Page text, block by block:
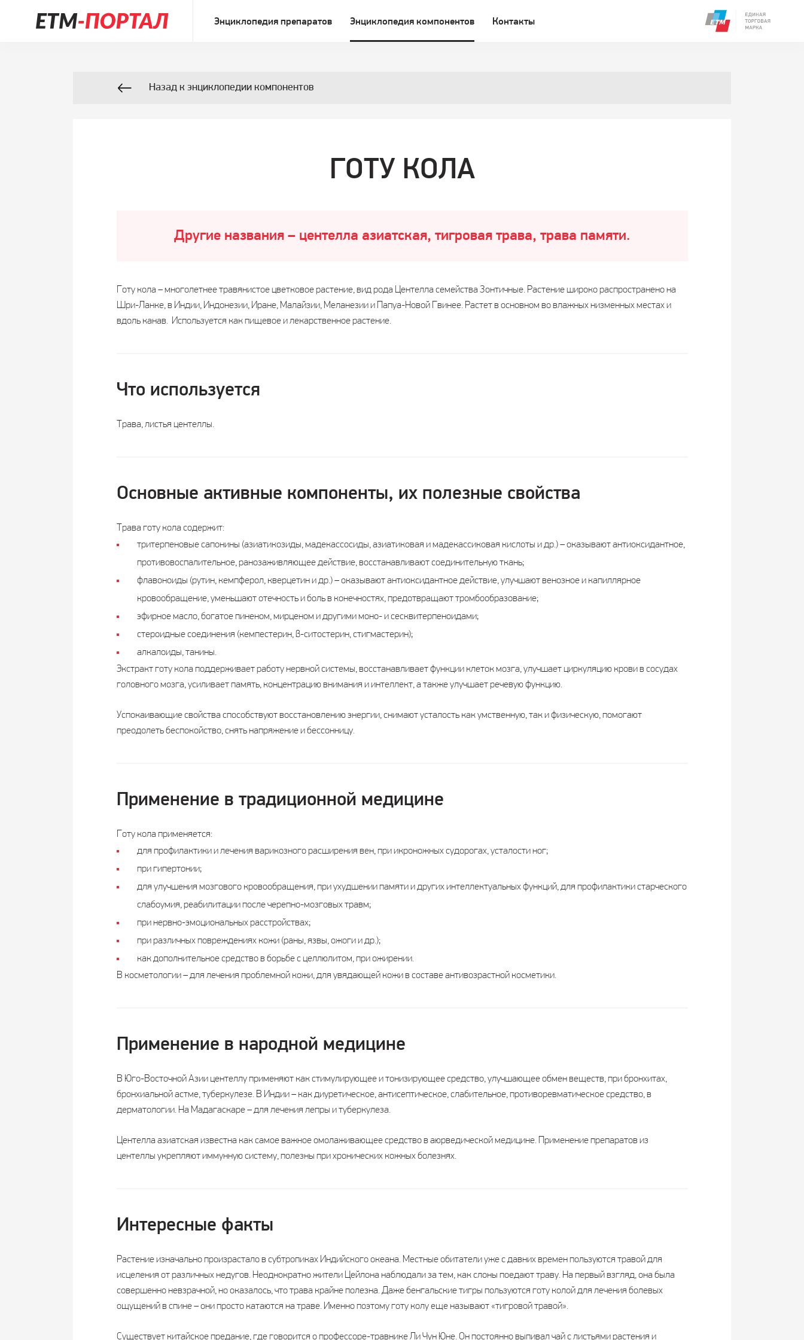
Энциклопедия препаратов Энциклопедия компонентов Контакты
Назад к энциклопедии компонентов
ГОТУ КОЛА
Другие названия – центелла азиатская, тигровая трава, трава памяти.
Готу кола – многолетнее травянистое цветковое растение, вид рода Центелла семейства Зонтичные. Растение широко распространено на
Шри-Ланке, в Индии, Индонезии, Иране, Малайзии, Меланезии и Папуа-Новой Гвинее. Растет в основном во влажных низменных местах и
вдоль канав. Используется как пищевое и лекарственное растение.
Что используется
Трава, листья центеллы.
Основные активные компоненты, их полезные свойства
Трава готу кола содержит:
тритерпеновые сапонины (азиатикозиды, мадекассосиды, азиатиковая и мадекассиковая кислоты и др.) – оказывают антиоксидантное,
противовоспалительное, ранозаживляющее действие, восстанавливают соединительную ткань;
флавоноиды (рутин, кемпферол, кверцетин и др.) – оказывают антиоксидантное действие, улучшают венозное и капиллярное
кровообращение, уменьшают отечность и боль в конечностях, предотвращают тромбообразование;
эфирное масло, богатое пиненом, мирценом и другими моно- и сесквитерпеноидами;
стероидные соединения (кемпестерин, β-ситостерин, стигмастерин);
алкалоиды, танины.
Экстракт готу кола поддерживает работу нервной системы, восстанавливает функции клеток мозга, улучшает циркуляцию крови в сосудах
головного мозга, усиливает память, концентрацию внимания и интеллект, а также улучшает речевую функцию.
Успокаивающие свойства способствуют восстановлению энергии, снимают усталость как умственную, так и физическую, помогают
преодолеть беспокойство, снять напряжение и бессонницу.
Применение в традиционной медицине
Готу кола применяется:
для профилактики и лечения варикозного расширения вен, при икроножных судорогах, усталости ног;
при гипертонии;
для улучшения мозгового кровообращения, при ухудшении памяти и других интеллектуальных функций, для профилактики старческого
слабоумия, реабилитации после черепно-мозговых травм;
при нервно-эмоциональных расстройствах;
при различных повреждениях кожи (раны, язвы, ожоги и др.);
как дополнительное средство в борьбе с целлюлитом, при ожирении.
В косметологии – для лечения проблемной кожи, для увядающей кожи в составе антивозрастной косметики.
Применение в народной медицине
В Юго-Восточной Азии центеллу применяют как стимулирующее и тонизирующее средство, улучшающее обмен веществ, при бронхитах,
бронхиальной астме, туберкулезе. В Индии – как диуретическое, антисептическое, слабительное, противоревматическое средство, в
дерматологии. На Мадагаскаре – для лечения лепры и туберкулеза.
Центелла азиатская известна как самое важное омолаживающее средство в аюрведической медицине. Применение препаратов из
центеллы укрепляют иммунную систему, полезны при хронических кожных болезнях.
Интересные факты
Растение изначально произрастало в субтропиках Индийского океана. Местные обитатели уже с давних времен пользуются травой для
исцеления от различных недугов. Неоднократно жители Цейлона наблюдали за тем, как слоны поедают траву. На первый взгляд, она была
совершенно невзрачной, но оказалось, что трава крайне полезна. Даже бенгальские тигры пользуются готу колой для лечения болевых
ощущений в спине – они просто катаются на траве. Именно поэтому готу колу еще называют «тигровой травой».
Существует китайское предание, где говорится о профессоре-травнике Ли Чун Юне. Он постоянно выпивал чай с листьями растения и